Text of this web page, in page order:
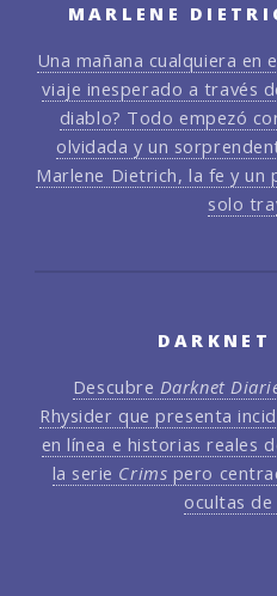
MARLENE
Una mañana cualquiera en
viaje inesperado a través
diablo? Todo empezó
olvidada y un
Marlene Dietrich, la fe y
solo
Descubre Darknet
Rhysider que presenta
en línea e historias reales
la serie Crims pero
ocultas